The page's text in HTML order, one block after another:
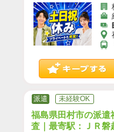
派遣 未経験OK
福島県田村市の派遣
査｜最寄駅：ＪＲ磐